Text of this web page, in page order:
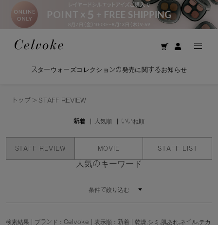
スターウォーズコレクションの発売に関するお知らせ
トップ > STAFF REVIEW
新着 人気順 いいね順
STAFF REVIEW MOVIE STAFF LIST
人気のキーワード
条件で絞り込む
検索結果 | ブランド：Celvoke | 表示順：新着 | 乾燥,シミ,肌あれ,ネイル,テカ